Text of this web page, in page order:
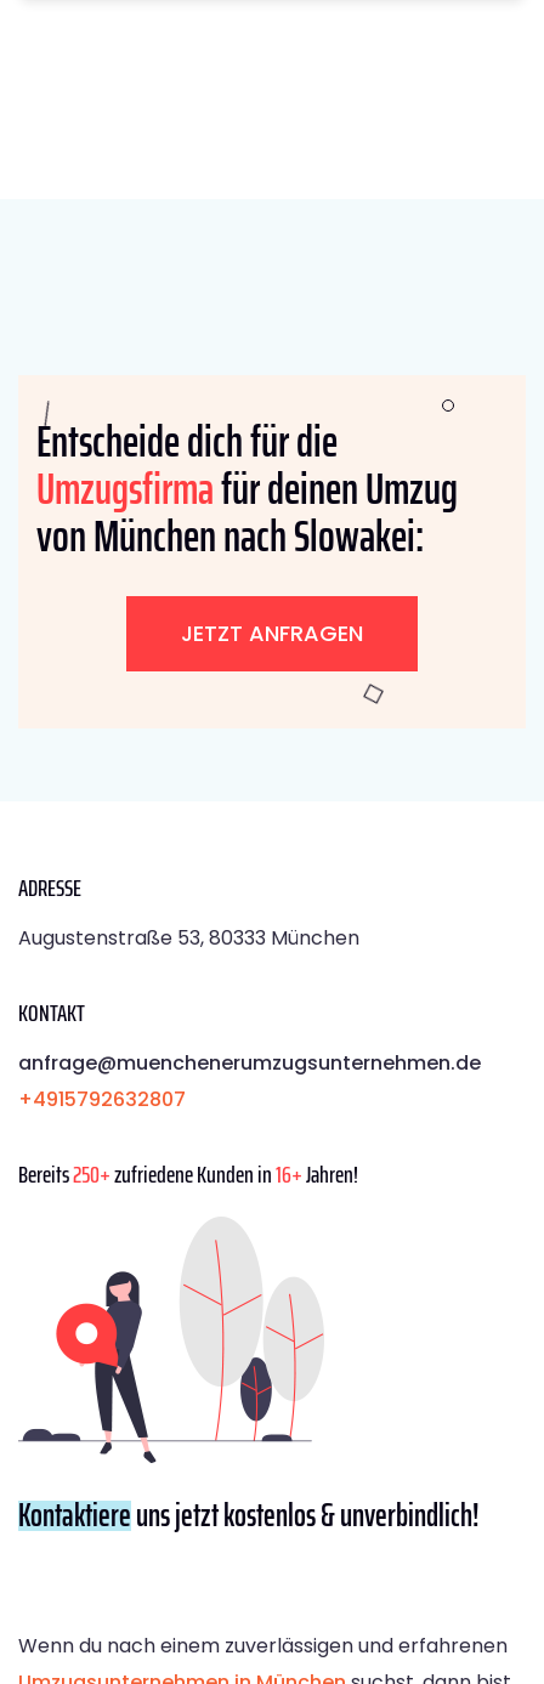
Entscheide dich für die
Umzugsfirmafür deinen Umzug
von München nach Slowakei:
JETZT ANFRAGEN
ADRESSE
Augustenstraße 53, 80333 München
KONTAKT
anfrage@muenchenerumzugsunternehmen.de
+4915792632807
Bereits250+zufriedene Kunden in16+Jahren!
Kontaktiereuns jetzt kostenlos & unverbindlich!
Wenn du nach einem zuverlässigen und erfahrenen